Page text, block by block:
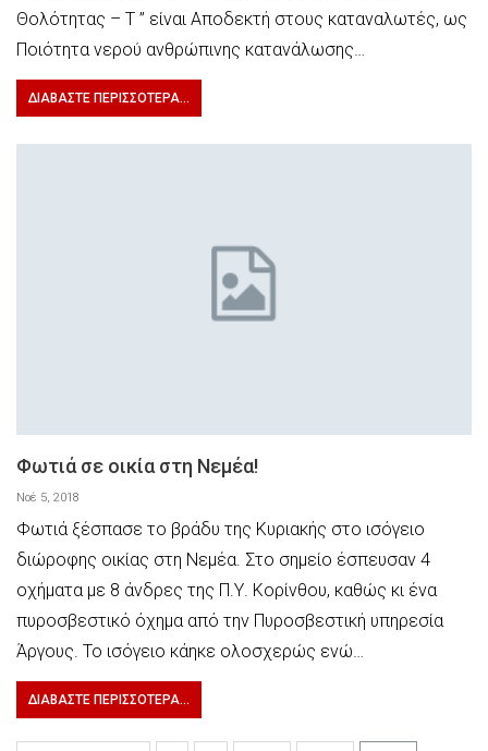
Θολότητας – T ” είναι Αποδεκτή στους καταναλωτές, ως
Ποιότητα νερού ανθρώπινης κατανάλωσης…
ΔΙΑΒΆΣΤΕ ΠΕΡΙΣΣΌΤΕΡΑ...
Φωτιά σε οικία στη Νεμέα!
Νοέ 5, 2018
Φωτιά ξέσπασε το βράδυ της Κυριακής στο ισόγειο
διώροφης οικίας στη Νεμέα. Στο σημείο έσπευσαν 4
οχήματα με 8 άνδρες της Π.Υ. Κορίνθου, καθώς κι ένα
πυροσβεστικό όχημα από την Πυροσβεστική υπηρεσία
Άργους. Το ισόγειο κάηκε ολοσχερώς ενώ…
ΔΙΑΒΆΣΤΕ ΠΕΡΙΣΣΌΤΕΡΑ...